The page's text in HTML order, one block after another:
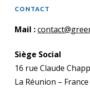
CONTACT
Mail :
Siège Social
16 rue Claude
La Réunion – France